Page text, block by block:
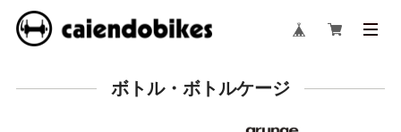
ボトル・ボトルケージ